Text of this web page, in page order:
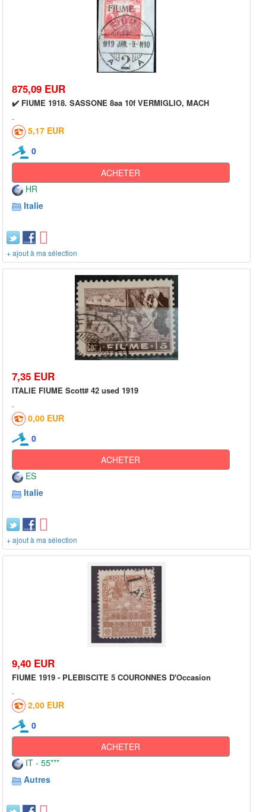
875,09 EUR
✔️ FIUME 1918. SASSONE 8aa 10f VERMIGLIO, MACH
5,17 EUR
0
ACHETER
HR
Italie
+ ajout à ma sélection
7,35 EUR
ITALIE FIUME Scott# 42 used 1919
0,00 EUR
0
ACHETER
ES
Italie
+ ajout à ma sélection
9,40 EUR
FIUME 1919 - PLEBISCITE 5 COURONNES D'Occasion
2,00 EUR
0
ACHETER
IT - 55***
Autres